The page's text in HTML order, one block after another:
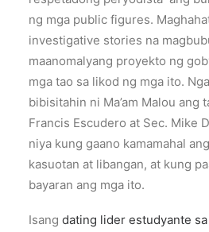
ng mga public figures.
investigative stories na
maanomalyang proyekto ng
mga tao sa likod ng mga ito.
bibisitahin ni Ma’am Malou ang
Francis Escudero at Sec. Mike
niya kung gaano kamamahal
kasuotan at libangan, at kung
bayaran ang mga ito.
Isang dating lider estudyante sa